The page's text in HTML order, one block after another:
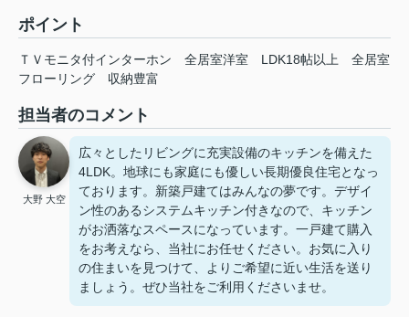
ポイント
ＴＶモニタ付インターホン 全居室洋室 LDK18帖以上
全居室
フローリング
収納豊富
担当者のコメント
大野 大空
広々としたリビングに充実設備のキッチンを備えた
4LDK。地球にも家庭にも優しい長期優良住宅となっ
ております。新築戸建てはみんなの夢です。デザイ
ン性のあるシステムキッチン付きなので、キッチン
がお洒落なスペースになっています。一戸建て購入
をお考えなら、当社にお任せください。お気に入り
の住まいを見つけて、よりご希望に近い生活を送り
ましょう。ぜひ当社をご利用くださいませ。